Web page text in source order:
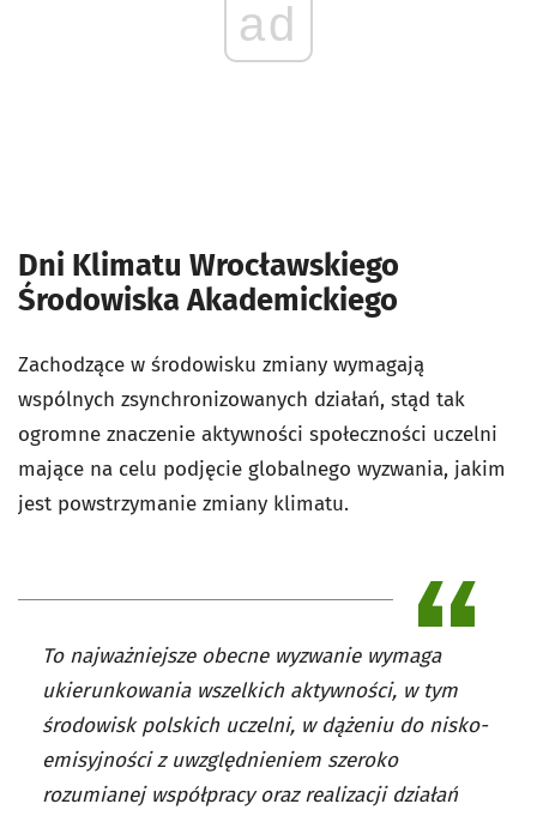
ad
Dni Klimatu Wrocławskiego
Środowiska Akademickiego
Zachodzące w środowisku zmiany wymagają
wspólnych zsynchronizowanych działań, stąd tak
ogromne znaczenie aktywności społeczności uczelni
mające na celu podjęcie globalnego wyzwania, jakim
jest powstrzymanie zmiany klimatu.
To najważniejsze obecne wyzwanie wymaga
ukierunkowania wszelkich aktywności, w tym
środowisk polskich uczelni, w dążeniu do nisko-
emisyjności z uwzględnieniem szeroko
rozumianej współpracy oraz realizacji działań